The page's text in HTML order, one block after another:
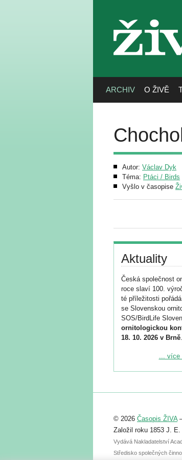
živa
ARCHIV O ŽIVĚ
Autor: Václav Dyk
Téma: Ptáci / Birds
Vyšlo v časopise
Aktuality
Česká společnost
roce slaví 100.
té příležitosti
se Slovenskou
SOS/BirdLife
ornitologickou
18. 10. 2026 v Brně.
Podrobnější
Registrovat se
abstraktu
posteru je už 30.
... více
© 2026 Časopis ŽIVA
Založil roku 1853 J. E.
Vydává Nakladatelství
Středisko společných